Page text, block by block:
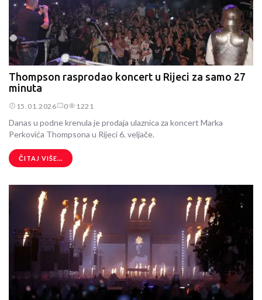
Thompson rasprodao koncert u Rijeci za samo 27
minuta
15.01.2026 0 1221
Danas u podne krenula je prodaja ulaznica za koncert Marka
Perkovića Thompsona u Rijeci 6. veljače.
ČITAJ VIŠE...